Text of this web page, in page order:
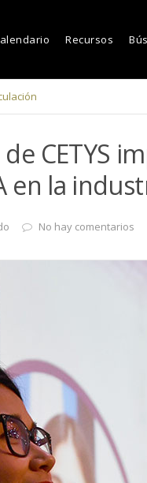
Recursos
CETYS
en la
No hay comentarios